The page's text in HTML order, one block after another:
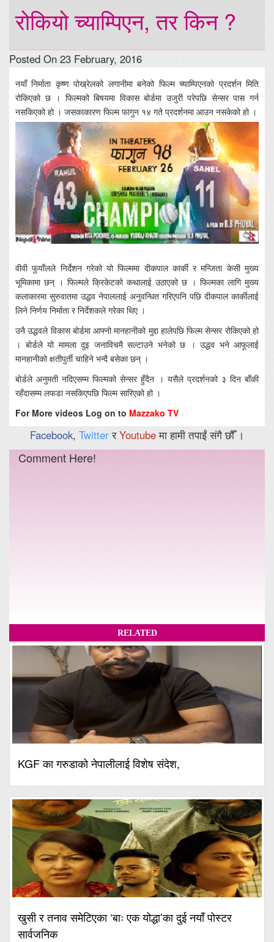
रोकियो च्याम्पिएन, तर किन ?
Posted On 23 February, 2016
नयाँ निर्माता कृष्ण पोख्रेलको लगानीमा बनेको फिल्म च्याम्पिएनको प्रदर्शन मिति
रोकिएको छ । फिल्मको बिषयमा विकास बोर्डमा उजुरी परेपछि सेन्सर पास गर्न
नसकिएको हो । जसकाकारण फिल्म फागुन १४ गते प्रदर्शनमा आउन नसकेको हो ।
वीवी फुयाँलले निर्देशन गरेको यो फिल्ममा दीकपाल कार्की र मन्जिता केसी मुख्य
भूमिकामा छन् । फिल्मले क्रिकेटको कथालाई उठाएको छ । फिल्मका लागि मुख्य
कलाकारमा सुरुवातमा उद्धव नेपाललाई अनुवन्धित गरिएपनि पछि दीकपाल कार्कीलाई
लिने निर्णय निर्माता र निर्देशकले गरेका थिए ।
उनै उद्धवले विकास बोर्डमा आफ्नो मानहानीको मुद्दा हालेपछि फिल्म सेन्सर रोकिएको हो
। बोर्डले यो मामला दुइ जनाविचमै सल्टाउने भनेको छ । उद्धव भने आफूलाई
मानहानीको क्षतीपुर्ती चाहिने भन्दै बसेका छन् ।
बोर्डले अनुमती नदिएसम्म फिल्मको सेन्सर हुँदैन । यसैले प्रदर्शनको ३ दिन बाँकी
रहँदासम्म लफडा नसकिएपछि फिल्म सारिएको हो ।
For More videos Log on to Mazzako TV
Facebook, TwitterरYoutubeमा हामी तपाईं संगै छौँ ।
Comment Here!
RELATED
KGF का गरुडाको नेपालीलाई विशेष संदेश,
खुसी र तनाव समेटिएका ‘बाः एक योद्धा’का दुई नयाँ पोस्टर
सार्वजनिक